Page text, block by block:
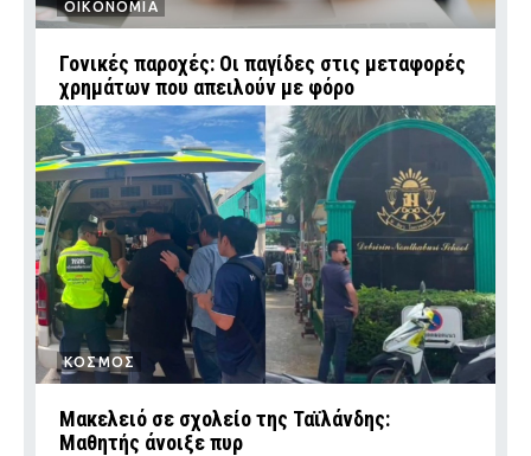
ΟΙΚΟΝΟΜΙΑ
Γονικές παροχές: Οι παγίδες στις μεταφορές
χρημάτων που απειλούν με φόρο
ΚΟΣΜΟΣ
Μακελειό σε σχολείο της Ταϊλάνδης:
Μαθητής άνοιξε πυρ